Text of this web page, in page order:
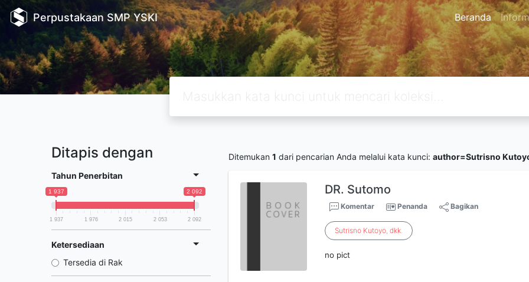
Perpustakaan SMP YSKI Beranda
Ditapis dengan
Tahun Penerbitan
1 937 2 092
1 937 1 976 2 015 2 053 2 092
Ketersediaan
Tersedia di Rak
Ditemukan 1 dari pencarian Anda melalui kata kunci: author=Sutrisno
DR. Sutomo
Komentar Penanda Bagikan
Sutrisno Kutoyo,dkk.
no pict